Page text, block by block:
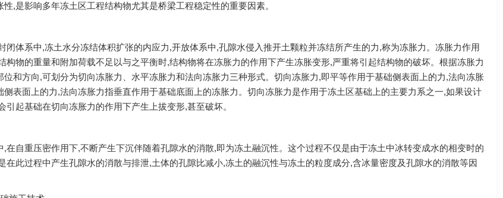
,是影响多年冻土区工程结构物尤其是桥梁工程稳定性的重要因素。
体系中,冻土水分冻结体积扩张的内应力,开放体系中,孔隙水侵入推开土颗粒并冻结所产生的力,称为冻胀力。冻胀力作用
构物的重量和附加荷载不足以与之平衡时,结构物将在冻胀力的作用下产生冻胀变形,严重将引起结构物的破坏。根据冻胀力
位和方向,可划分为切向冻胀力、水平冻胀力和法向冻胀力三种形式。切向冻胀力,即平等作用于基础侧表面上的力,法向冻胀
侧表面上的力,法向冻胀力指垂直作用于基础底面上的冻胀力。切向冻胀力是作用于冻土区基础上的主要力系之一,如果设计
引起基础在切向冻胀力的作用下产生上拔变形,甚至破坏。
自重压密作用下,不断产生下沉伴随着孔隙水的消散,即为冻土融沉性。这个过程不仅是由于冻土中冰转变成水的相变时的
在此过程中产生孔隙水的消散与排泄,土体的孔隙比减小,冻土的融沉性与冻土的粒度成分,含冰量密度及孔隙水的消散等因